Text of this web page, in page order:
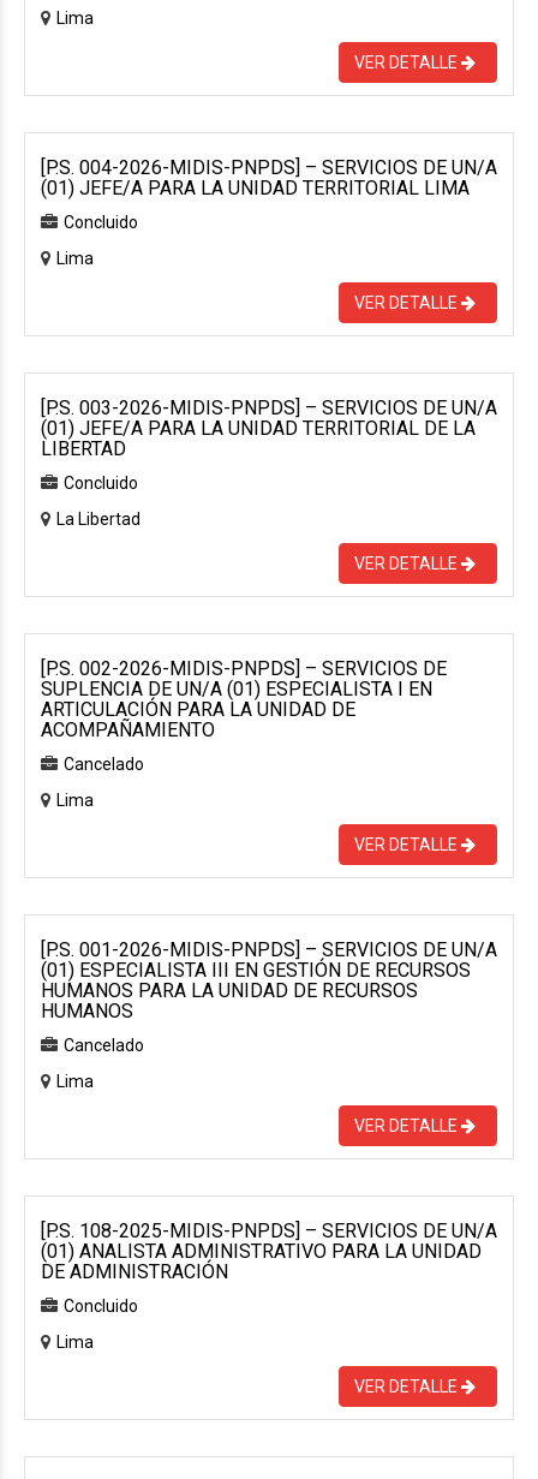
Lima
VER DETALLE
[P.S. 004-2026-MIDIS-PNPDS] – SERVICIOS DE UN/A
(01) JEFE/A PARA LA UNIDAD TERRITORIAL LIMA
Concluido
Lima
VER DETALLE
[P.S. 003-2026-MIDIS-PNPDS] – SERVICIOS DE UN/A
(01) JEFE/A PARA LA UNIDAD TERRITORIAL DE LA
LIBERTAD
Concluido
La Libertad
VER DETALLE
[P.S. 002-2026-MIDIS-PNPDS] – SERVICIOS DE
SUPLENCIA DE UN/A (01) ESPECIALISTA I EN
ARTICULACIÓN PARA LA UNIDAD DE
ACOMPAÑAMIENTO
Cancelado
Lima
VER DETALLE
[P.S. 001-2026-MIDIS-PNPDS] – SERVICIOS DE UN/A
(01) ESPECIALISTA III EN GESTIÓN DE RECURSOS
HUMANOS PARA LA UNIDAD DE RECURSOS
HUMANOS
Cancelado
Lima
VER DETALLE
[P.S. 108-2025-MIDIS-PNPDS] – SERVICIOS DE UN/A
(01) ANALISTA ADMINISTRATIVO PARA LA UNIDAD
DE ADMINISTRACIÓN
Concluido
Lima
VER DETALLE